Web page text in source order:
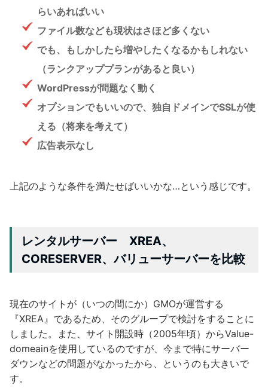
らいあればいい
ファイル数なども現状はさほど多くない
でも、もしかしたら増やしたくなるかもしれない
（ランクアッププランがあると良い）
WordPressが問題なく動く
オプションでもいいので、独自ドメインでSSLが使
える（将来を考えて）
広告表示なし
上記のような条件を満たせばいいかな…という感じです。
レンタルサーバー XREA、
CORESERVER、バリューサーバーを比較
現在のサイトが（いつの間にか）GMOが運営する
『XREA』であるため、そのグループで検討をすることに
しました。また、サイト開設時（2005年頃）からValue-
domeainを使用しているのですが、今まで特にサーバー
ダウンなどの問題がなかったから、というのも大きいで
す。